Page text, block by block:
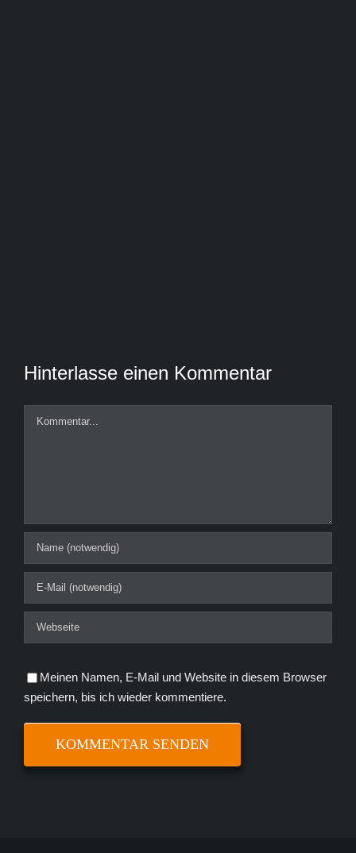
Hinterlasse einen Kommentar
Kommentar
Meinen Namen, E-Mail und Website in diesem Browser
speichern, bis ich wieder kommentiere.